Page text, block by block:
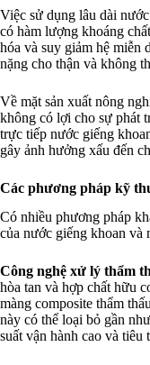
Việc sử dụng lâu dài
có hàm lượng khoáng
hóa và suy giảm hệ miễn
nặng cho thận và không
Về mặt sản xuất nông
không có lợi cho sự phát
trực tiếp nước giếng
gây ảnh hưởng xấu đến
Các phương pháp kỹ
Có nhiều phương pháp
của nước giếng khoan và
Công nghệ xử lý thẩm
hòa tan và hợp chất hữu
màng composite thẩm
này có thể loại bỏ gần
suất vận hành cao và